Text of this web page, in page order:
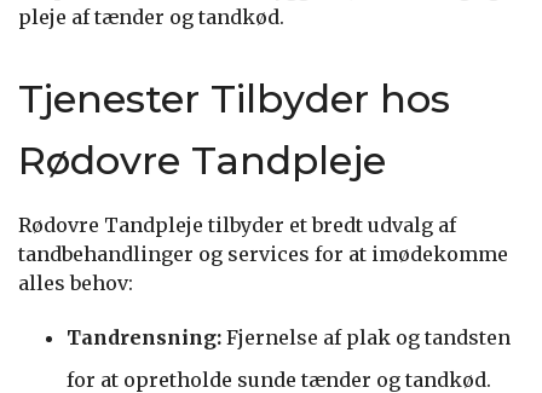
pleje af tænder og tandkød.
Tjenester Tilbyder hos
Rødovre Tandpleje
Rødovre Tandpleje tilbyder et bredt udvalg af
tandbehandlinger og services for at imødekomme
alles behov:
Tandrensning: Fjernelse af plak og tandsten
for at opretholde sunde tænder og tandkød.